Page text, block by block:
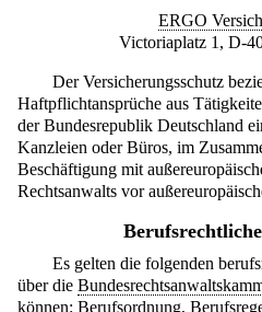
ERGO
Victoriaplatz 1, D-
Der Versicherungsschutz
Haftpflichtansprüche aus
der Bundesrepublik Deutschland
Kanzleien oder Büros, im
Beschäftigung mit
Rechtsanwalts vor
Es gelten die folgenden
über die
können: Berufsordnung,